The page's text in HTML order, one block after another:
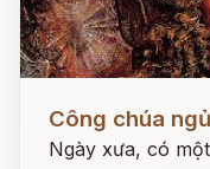
Công chúa
Ngày xưa, có